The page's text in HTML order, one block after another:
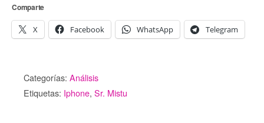
Comparte
X Facebook WhatsApp Telegram
Categorías: Análisis
Etiquetas: Iphone, Sr. Mistu